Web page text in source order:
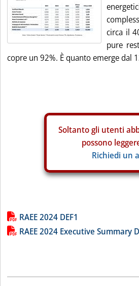
circa il
pure
copre un 92%. È quanto emerge dal
Soltanto gli utenti
possono
Richiedi un
Lista allegati PDF alla notizia
RAEE 2024 DEF1
RAEE 2024 Executive Summary